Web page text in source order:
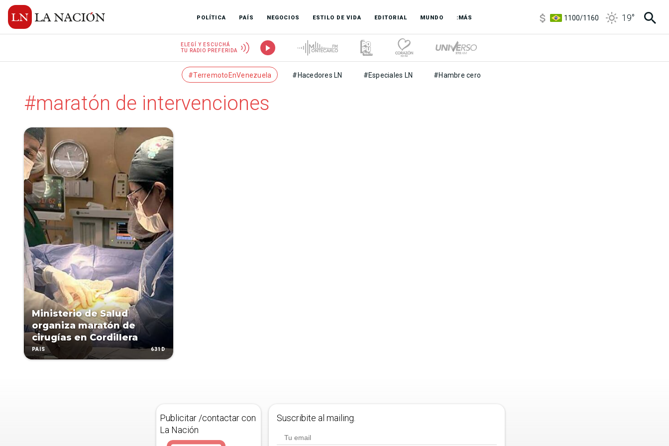
POLÍTICA PAÍS NEGOCIOS ESTILO DE VIDA EDITORIAL MUNDO :MÁS
1100/1160
19°
ELEGÍ Y ESCUCHÁ
TU RADIO PREFERIDA
#TerremotoEnVenezuela #Hacedores LN #Especiales LN #Hambre cero
#maratón de intervenciones
Ministerio de Salud
organiza maratón de
cirugías en Cordillera
PAÍS 631D
Publicitar /contactar con
La Nación
Suscribite al mailing.